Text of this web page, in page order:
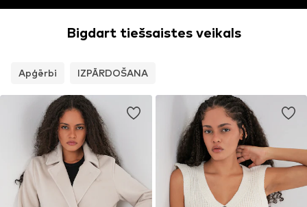
Bigdart tiešsaistes veikals
Apģērbi IZPĀRDOŠANA